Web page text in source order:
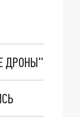
ДРОНЫ"